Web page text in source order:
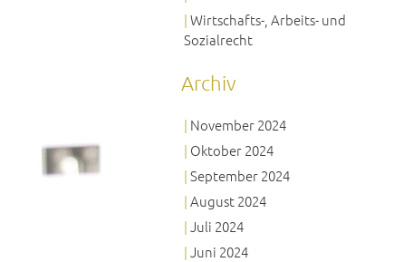
Wirtschafts-, Arbeits- und
Sozialrecht
Archiv
November 2024
Oktober 2024
September 2024
August 2024
Juli 2024
Juni 2024